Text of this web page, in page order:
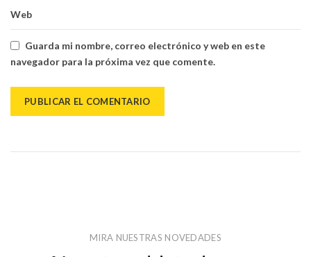
Web
Guarda mi nombre, correo electrónico y web en este
navegador para la próxima vez que comente.
MIRA NUESTRAS NOVEDADES